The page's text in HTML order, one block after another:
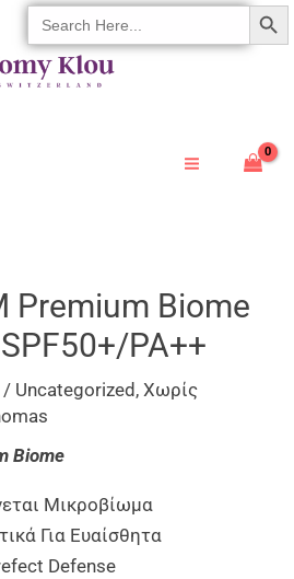
Search
For:
SEARCH
Premium Biome
PA++
/ Uncategorized ,Χωρίς
Biome
Μικροβίωμα
Για Ευαίσθητα
Defense